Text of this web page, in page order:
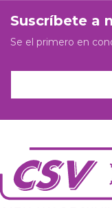
Suscríbete a
Se el primero en